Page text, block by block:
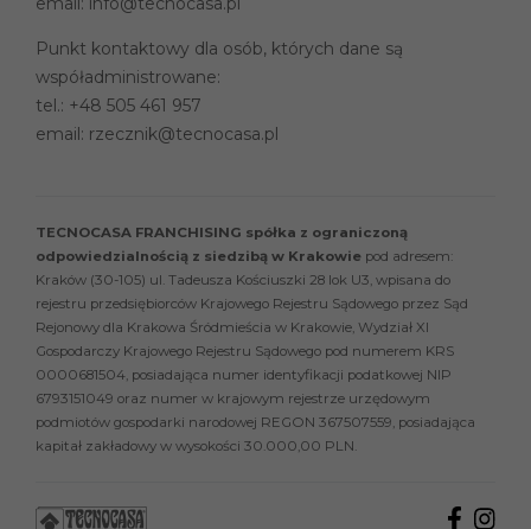
Punkt kontaktowy dla osób, których dane są
współadministrowane:
tel.: +48 505 461 957
email: rzecznik@tecnocasa.pl
TECNOCASA FRANCHISING spółka z ograniczoną
odpowiedzialnością z siedzibą w Krakowie pod adresem:
Kraków (30-105) ul. Tadeusza Kościuszki 28 lok U3, wpisana do
rejestru przedsiębiorców Krajowego Rejestru Sądowego przez Sąd
Rejonowy dla Krakowa Śródmieścia w Krakowie, Wydział XI
Gospodarczy Krajowego Rejestru Sądowego pod numerem KRS
0000681504, posiadająca numer identyfikacji podatkowej NIP
6793151049 oraz numer w krajowym rejestrze urzędowym
podmiotów gospodarki narodowej REGON 367507559, posiadająca
kapitał zakładowy w wysokości 30.000,00 PLN.